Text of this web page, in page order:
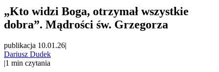
„Kto widzi Boga, otrzymał wszystkie
dobra”. Mądrości św. Grzegorza
publikacja 10.01.26|
Dariusz Dudek
|1 min czytania